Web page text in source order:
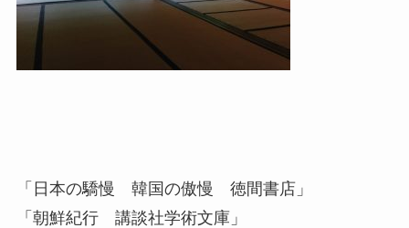
「日本の驕慢 韓国の傲慢 徳間書店」
「朝鮮紀行 講談社学術文庫」